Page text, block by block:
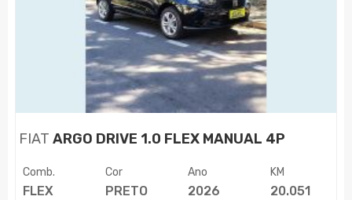
FIAT ARGO DRIVE 1.0 FLEX MANUAL 4P
Comb.
FLEX
Cor
PRETO
Ano
2026
KM
20.051